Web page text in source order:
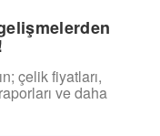
çelik fiyatları,
ve daha